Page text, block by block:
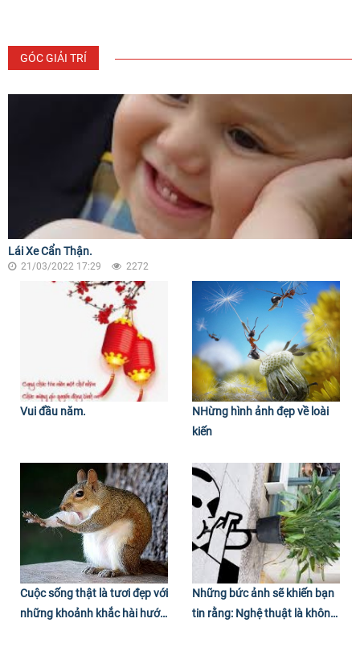
GÓC GIẢI TRÍ
Lái Xe Cẩn Thận.
21/03/2022 17:29 2272
Vui đầu năm.
NHừng hình ảnh đẹp về loài
kiến
Cuộc sống thật là tươi đẹp với
những khoảnh khắc hài hước
Những bức ảnh sẽ khiến bạn
tin rằng: Nghệ thuật là không